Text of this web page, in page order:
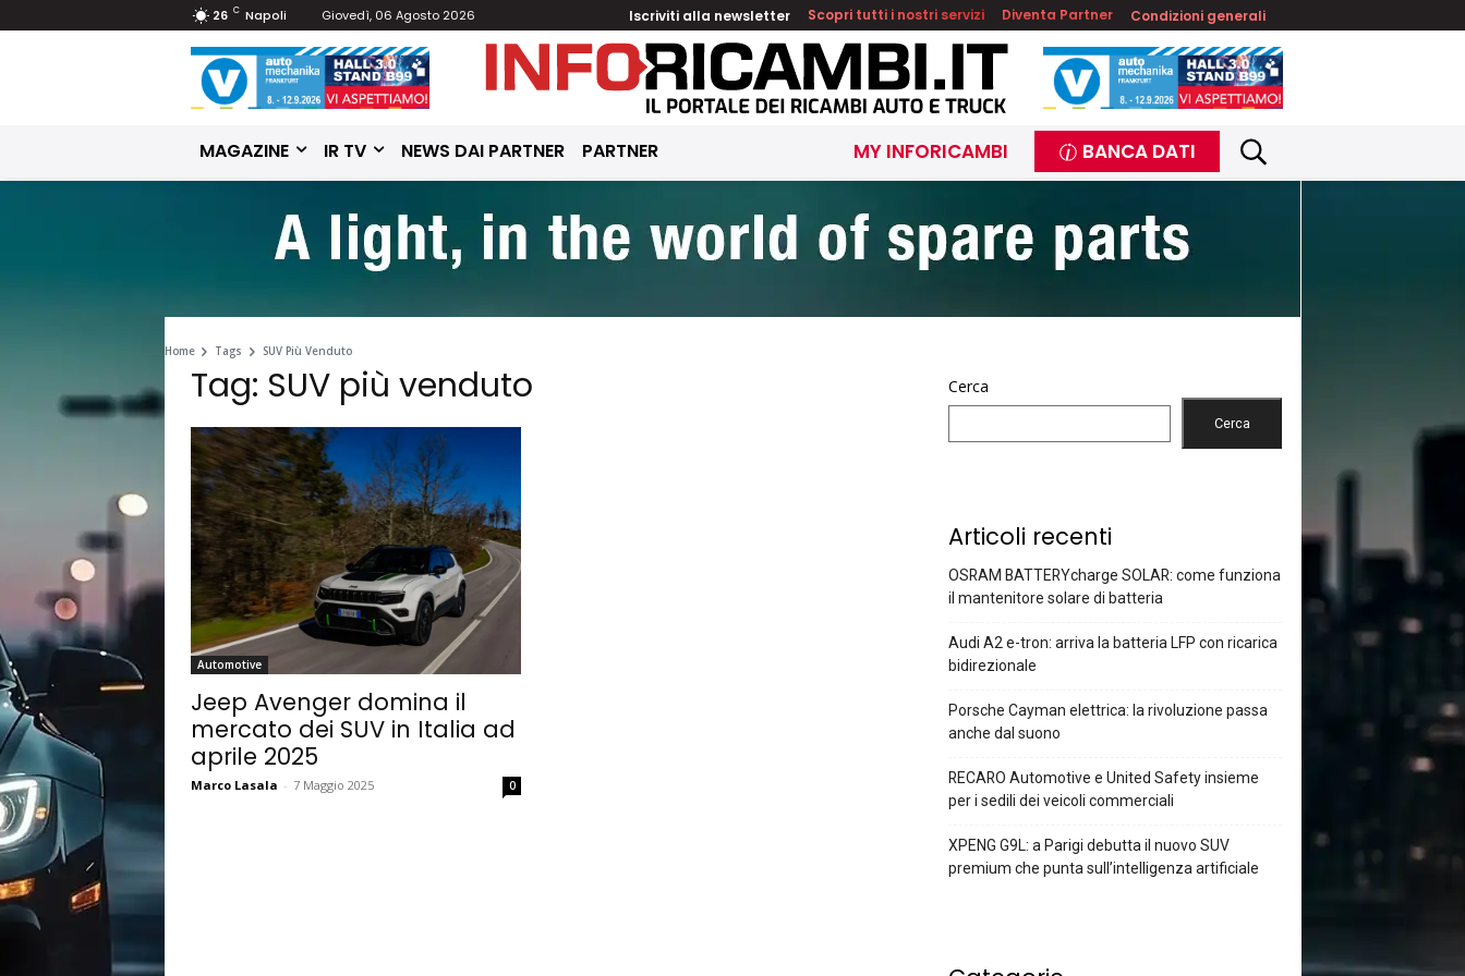
26 C Napoli Giovedì, 06 Agosto 2026 Iscriviti alla newsletter Scopri tutti i nostri servizi Diventa Partner Condizioni generali
MAGAZINE IR TV NEWS DAI PARTNER PARTNER MY INFORICAMBI BANCA DATI
Home Tags SUV Più Venduto
Tag: SUV più venduto
Automotive
Jeep Avenger domina il
mercato dei SUV in Italia ad
aprile 2025
Marco Lasala - 7 Maggio 2025 0
Cerca
Cerca
Articoli recenti
OSRAM BATTERYcharge SOLAR: come funziona
il mantenitore solare di batteria
Audi A2 e-tron: arriva la batteria LFP con ricarica
bidirezionale
Porsche Cayman elettrica: la rivoluzione passa
anche dal suono
RECARO Automotive e United Safety insieme
per i sedili dei veicoli commerciali
XPENG G9L: a Parigi debutta il nuovo SUV
premium che punta sull’intelligenza artificiale